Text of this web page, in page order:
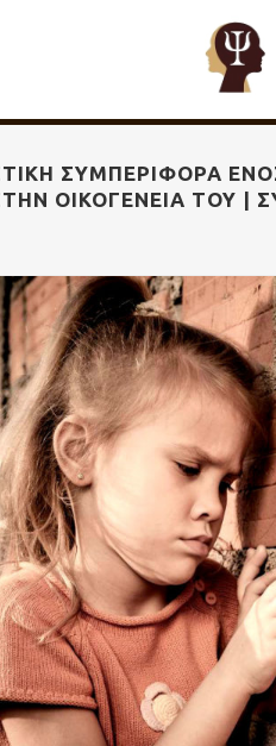
ΣΥΜΠΕΡΙΦΟΡΆ
ΟΙΚΟΓΈΝΕΙΆ ΤΟΥ